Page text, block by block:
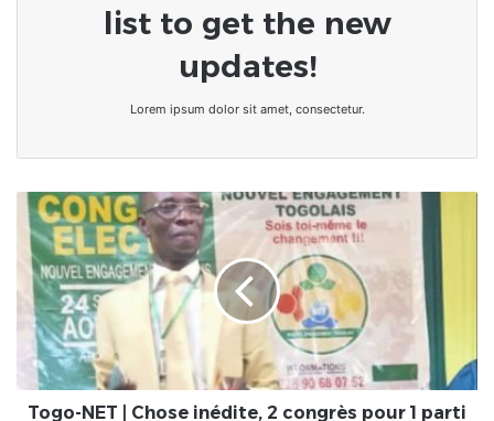
list to get the new
updates!
Lorem ipsum dolor sit amet, consectetur.
Togo-
NET
Chose
inédite,
congrès
pour
parti
Togo-NET | Chose inédite, 2 congrès pour 1 parti